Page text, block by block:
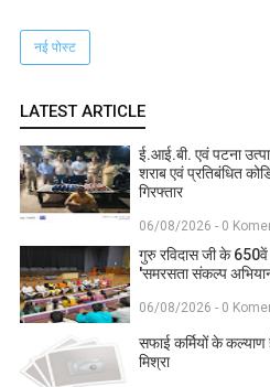
नई पोस्ट
LATEST ARTICLE
ई.आई.बी. एवं पटना
शराब एवं प्रतिबंधित
गिरफ्तार
06/08/2026 - 0
गुरु रविदास जी के
'समरसता संकल्प
06/08/2026 - 0
सफाई कर्मियों के कल्याण
मिश्रा